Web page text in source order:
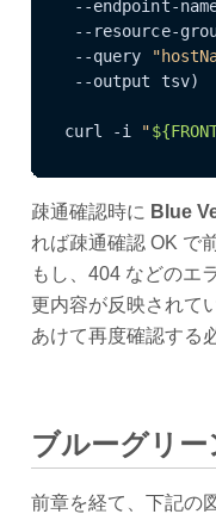
--endpoint-
--resource-
--query
--output tsv)
curl -i "
疎通確認時に Blue
れば疎通確認 OK で
もし、404 などのエ
更内容が反映されて
あけて再度確認する
ブルーグリ
前章を経て、下記の